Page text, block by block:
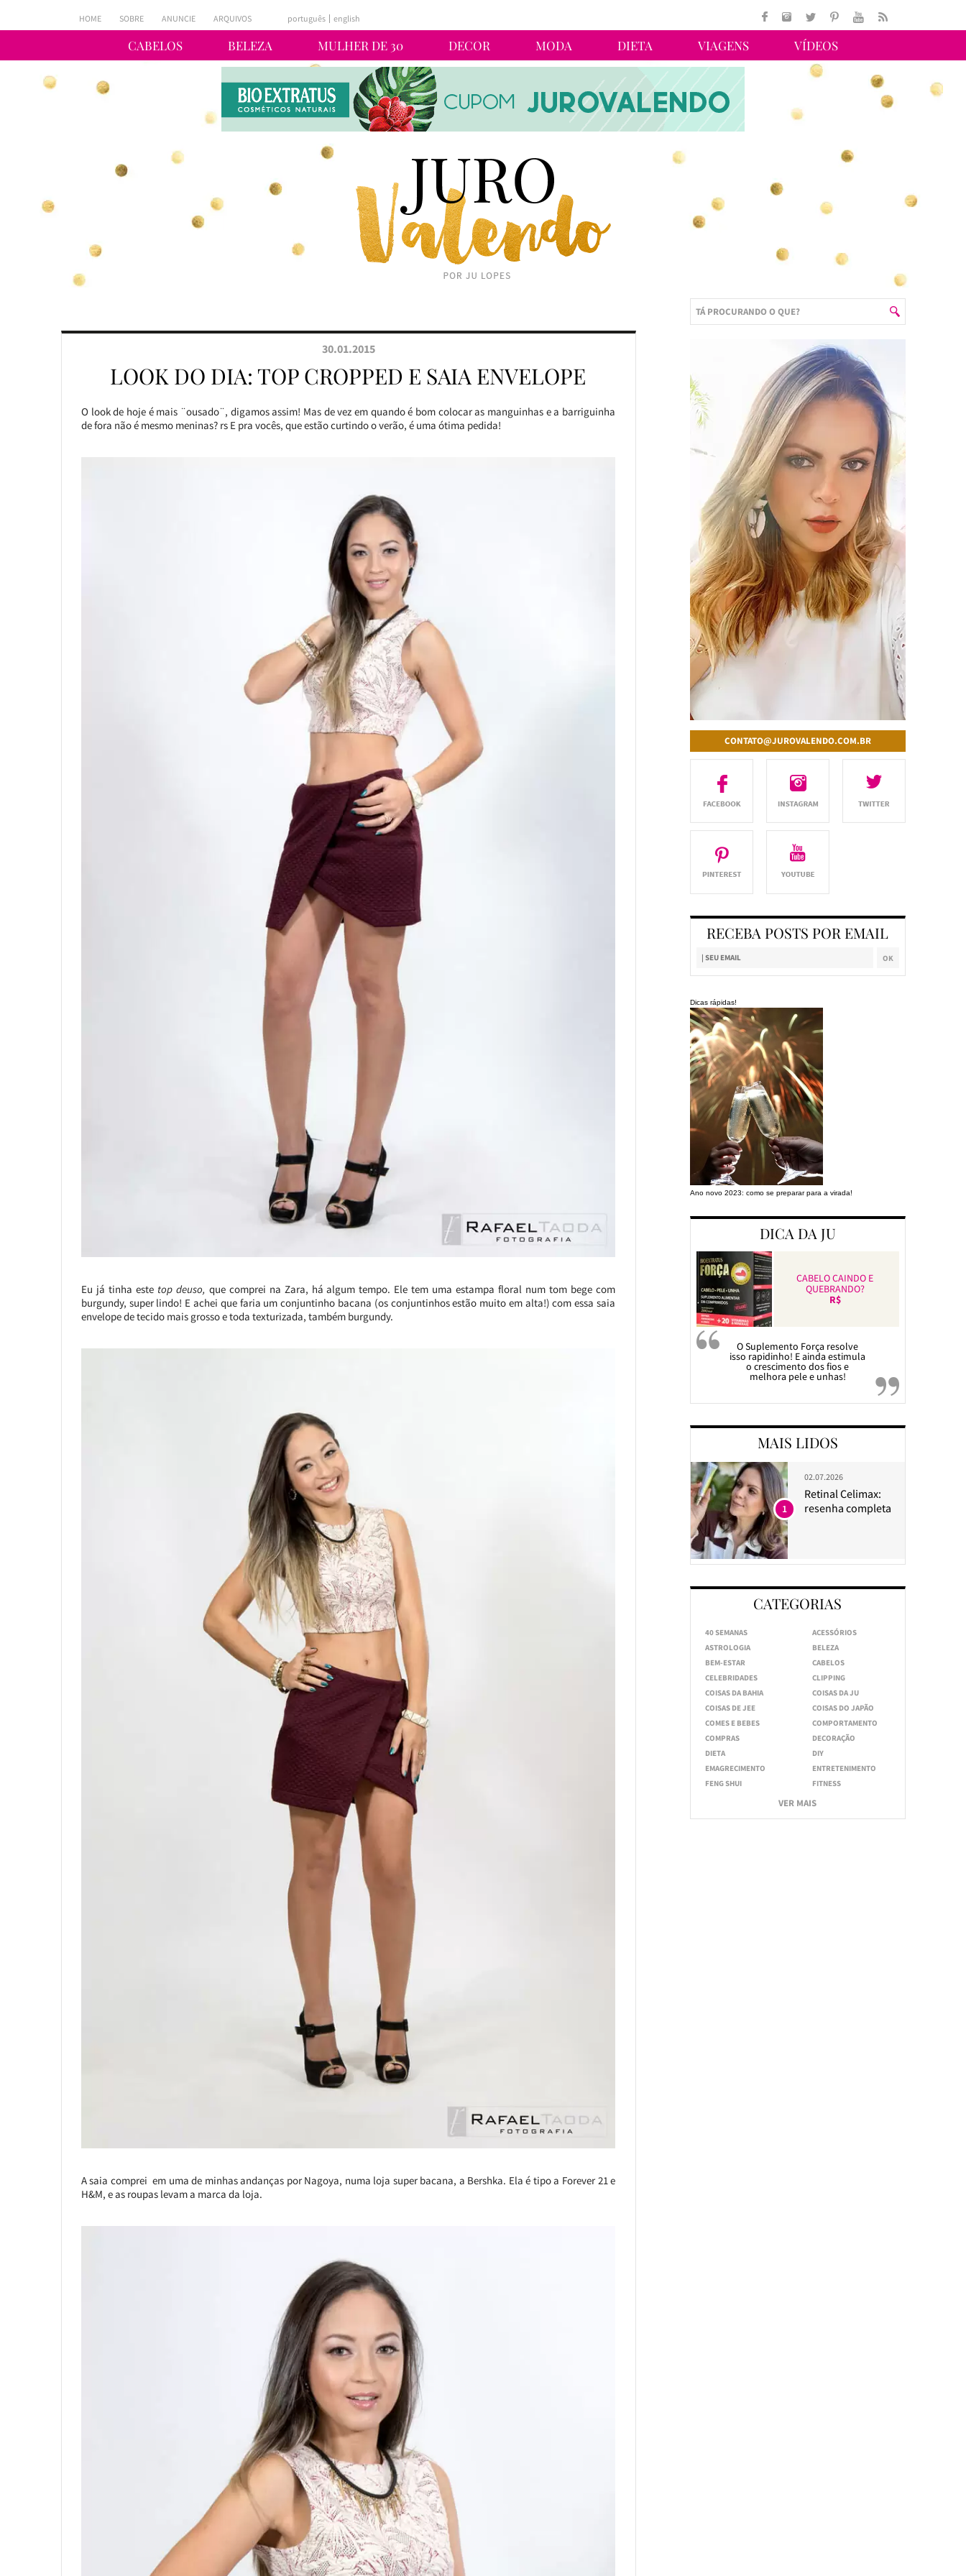
CABELOS BELEZA MULHER DE 30 DECOR MODA DIETA VIAGENS VÍDEOS
HOME SOBRE ANUNCIE ARQUIVOS português english
30.01.2015
LOOK DO DIA: TOP CROPPED E SAIA ENVELOPE
O look de hoje é mais ¨ousado¨, digamos assim! Mas de vez em quando é bom colocar as manguinhas e a barriguinha
de fora não é mesmo meninas? rs E pra vocês, que estão curtindo o verão, é uma ótima pedida!
Eu já tinha este top deuso, que comprei na Zara, há algum tempo. Ele tem uma estampa floral num tom bege com
burgundy, super lindo! E achei que faria um conjuntinho bacana (os conjuntinhos estão muito em alta!) com essa saia
envelope de tecido mais grosso e toda texturizada, também burgundy.
A saia comprei em uma de minhas andanças por Nagoya, numa loja super bacana, a Bershka. Ela é tipo a Forever 21 e
H&M, e as roupas levam a marca da loja.
CONTATO@JUROVALENDO.COM.BR
RECEBA POSTS POR EMAIL
Dicas rápidas!
Ano novo 2023: como se preparar para a virada!
DICA DA JU
CABELO CAINDO E
QUEBRANDO?
R$
O Suplemento Força resolve
isso rapidinho! E ainda estimula
o crescimento dos fios e
melhora pele e unhas!
MAIS LIDOS
02.07.2026
Retinal Celimax:
resenha completa
1
CATEGORIAS
40 SEMANAS
ACESSÓRIOS
ASTROLOGIA
BELEZA
BEM-ESTAR
CABELOS
CELEBRIDADES
CLIPPING
COISAS DA BAHIA
COISAS DA JU
COISAS DE JEE
COISAS DO JAPÃO
COMES E BEBES
COMPORTAMENTO
COMPRAS
DECORAÇÃO
DIETA
DIY
EMAGRECIMENTO
ENTRETENIMENTO
FENG SHUI
FITNESS
VER MAIS